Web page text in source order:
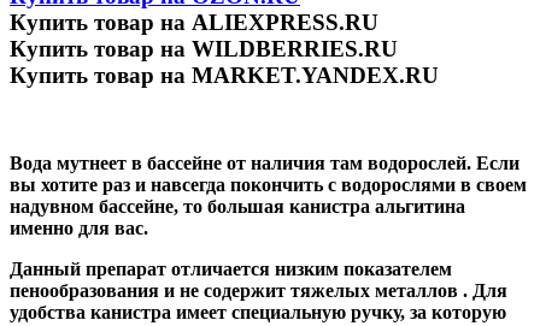
Купить товар на ALIEXPRESS.RU
Купить товар на WILDBERRIES.RU
Купить товар на MARKET.YANDEX.RU
Вода мутнеет в бассейне от наличия там водорослей. Если
вы хотите раз и навсегда покончить с водорослями в своем
надувном бассейне, то большая канистра альгитина
именно для вас.
Данный препарат отличается низким показателем
пенообразования и не содержит тяжелых металлов . Для
удобства канистра имеет специальную ручку, за которую